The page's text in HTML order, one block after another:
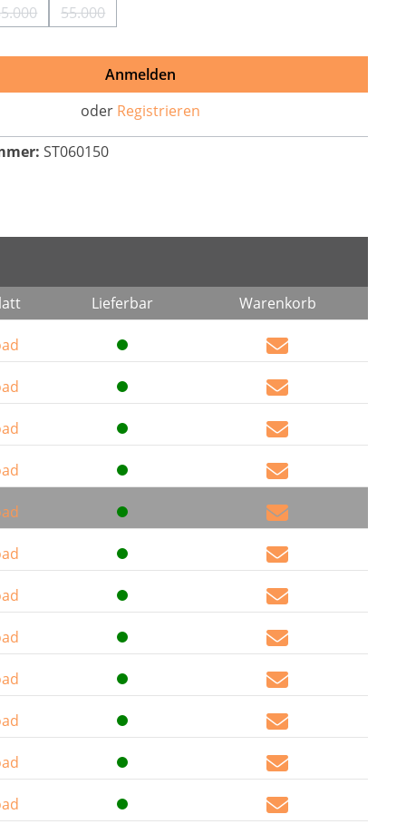
ist zurzeit nicht verfügbar.)
(Diese Option ist zurzeit nicht verfügbar.)
55.000(Diese Option ist zurzeit nicht verfügbar.)
Anmelden
oder Registrieren
ST060150
Lieferbar Warenkorb